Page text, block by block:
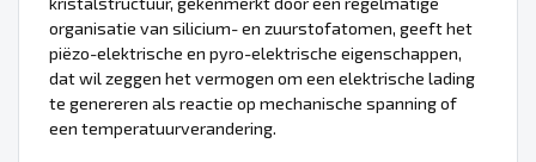
organisatie van silicium- en zuurstofatomen, geeft het
piëzo-elektrische en pyro-elektrische eigenschappen,
dat wil zeggen het vermogen om een elektrische lading
te genereren als reactie op mechanische spanning of
een temperatuurverandering.